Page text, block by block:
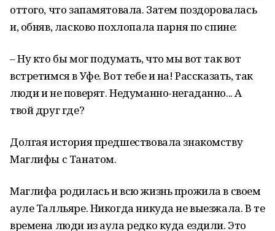
оттого, что запамятовала. Затем поздоровалась
и, обняв, ласково похлопала парня по спине:
– Ну кто бы мог подумать, что мы вот так вот
встретимся в Уфе. Вот тебе и на! Рассказать, так
люди и не поверят. Недуманно-негаданно... А
твой друг где?
Долгая история предшествовала знакомству
Маглифы с Танатом.
Маглифа родилась и всю жизнь прожила в своем
ауле Талльяре. Ни­когда никуда не выезжала. В те
времена люди из аула редко куда ез­дили. Это